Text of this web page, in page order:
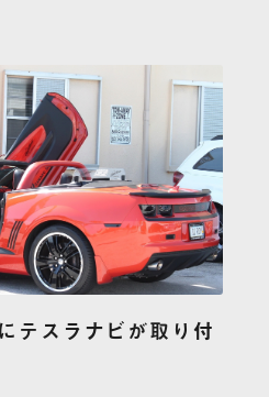
テスラナビが取り付